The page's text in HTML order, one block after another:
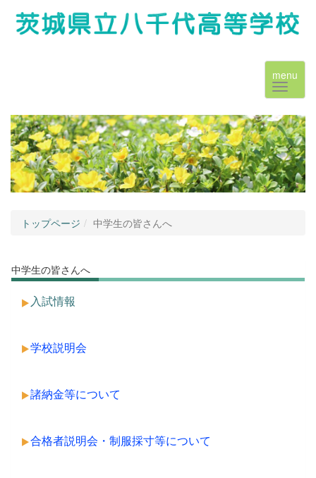
menu
トップページ 中学生の皆さんへ
中学生の皆さんへ
入試情報
学校説明会
諸納金等について
合格者説明会・制服採寸等について